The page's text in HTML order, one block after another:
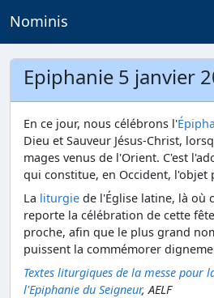
Nominis
Epiphanie 5 janvier
En ce jour, nous célébrons l'
Dieu et Sauveur Jésus-Christ,
mages venus de l'Orient. C'est
qui constitue, en Occident, l'objet
La liturgie de l'Église latine, là où
reporte la célébration de cette
proche, afin que le plus grand
puissent la commémorer
Textes liturgiques de la messe pour
l'Epiphanie du Seigneur, AELF